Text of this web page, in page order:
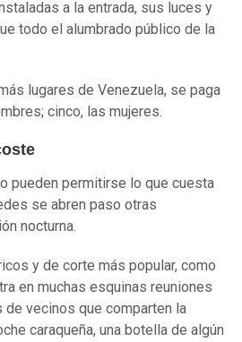
a la entrada, sus luces y
todo el alumbrado público de la
lugares de Venezuela, se paga
cinco, las mujeres.
pueden permitirse lo que cuesta
se abren paso otras
nocturna.
y de corte más popular, como
en muchas esquinas reuniones
vecinos que comparten la
caraqueña, una botella de algún